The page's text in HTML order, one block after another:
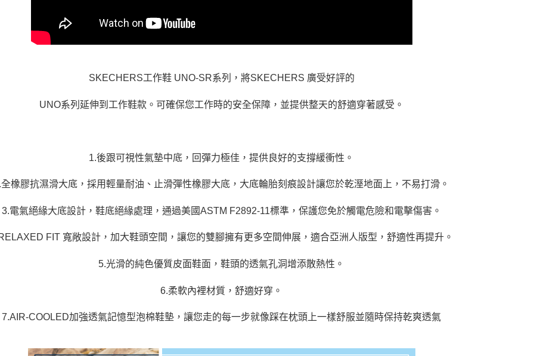
SKECHERS工作鞋 UNO-SR系列，將SKECHERS 廣受好評的
UNO系列延伸到工作鞋款。可確保您工作時的安全保障，並提供整天的舒適穿著感受。
1.後跟可視性氣墊中底，回彈力極佳，提供良好的支撐緩衝性。
橡膠抗濕滑大底，採用輕量耐油、止滑彈性橡膠大底，大底輪胎刻痕設計讓您於乾溼地面上，不易打滑。
3.電氣絕緣大底設計，鞋底絕緣處理，通過美國ASTM F2892-11標準，保護您免於觸電危險和電擊傷害。
FIT 寬敞設計，加大鞋頭空間，讓您的雙腳擁有更多空間伸展，適合亞洲人版型，舒適性再提升。
5.光滑的純色優質皮面鞋面，鞋頭的透氣孔洞增添散熱性。
6.柔軟內裡材質，舒適好穿。
7.AIR-COOLED加強透氣記憶型泡棉鞋墊，讓您走的每一步就像踩在枕頭上一樣舒服並隨時保持乾爽透氣